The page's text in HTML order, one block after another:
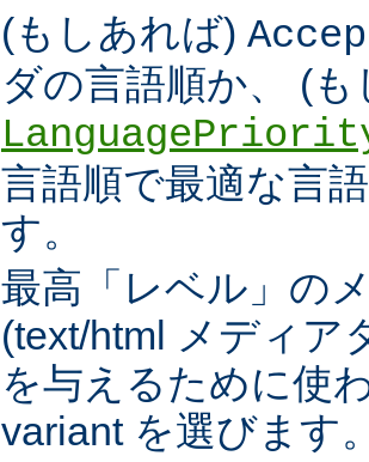
(もしあれば)
ダの言語順か、 (
言語順で最適な言
す。
最高「レベル」の
(text/html メディア
を与えるために使
variant を選びます